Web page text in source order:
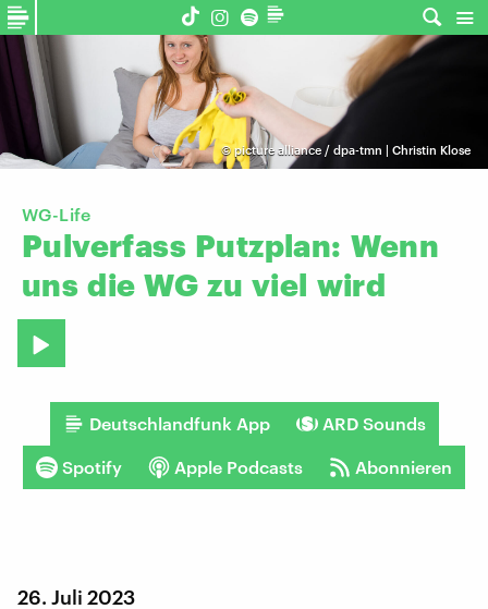
© picture alliance / dpa-tmn | Christin Klose
WG-Life
Pulverfass Putzplan: Wenn
uns die WG zu viel wird
Deutschlandfunk App ARD Sounds
Spotify Apple Podcasts Abonnieren
26. Juli 2023